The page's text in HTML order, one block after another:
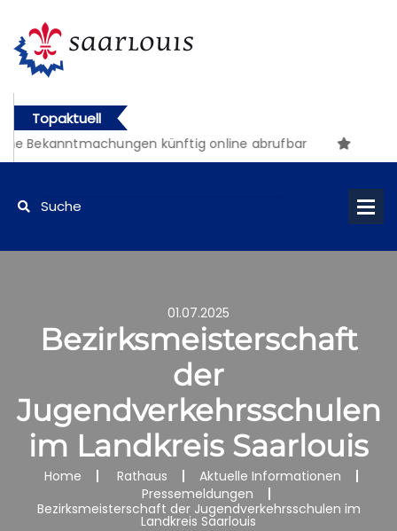
Topaktuell
Bekanntmachungen künftig online abrufbar
01.07.2025
Bezirksmeisterschaft
der
Jugendverkehrsschulen
im Landkreis Saarlouis
Home Rathaus
Aktuelle Informationen
Pressemeldungen
Bezirksmeisterschaft der Jugendverkehrsschulen im
Landkreis Saarlouis